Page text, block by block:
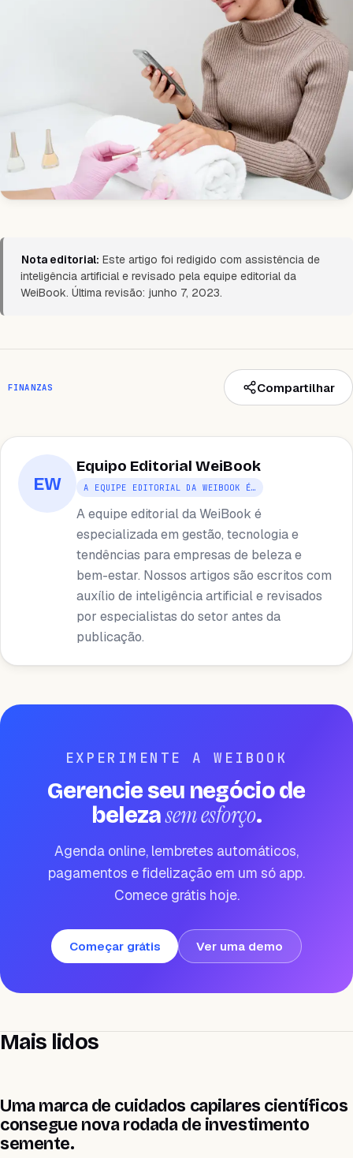
Nota editorial: Este artigo foi redigido com assistência de
inteligência artificial e revisado pela equipe editorial da
WeiBook. Última revisão: junho 7, 2023.
FINANZAS Compartilhar
EW
Equipo Editorial WeiBook
A EQUIPE EDITORIAL DA WEIBOOK É…
A equipe editorial da WeiBook é
especializada em gestão, tecnologia e
tendências para empresas de beleza e
bem-estar. Nossos artigos são escritos com
auxílio de inteligência artificial e revisados ​​
por especialistas do setor antes da
publicação.
EXPERIMENTE A WEIBOOK
Gerencie seu negócio de
belezasem esforço.
Agenda online, lembretes automáticos,
pagamentos e fidelização em um só app.
Comece grátis hoje.
Começar grátis Ver uma demo
Mais lidos
Uma marca de cuidados capilares científicos
consegue nova rodada de investimento
semente.